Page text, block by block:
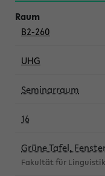
B2-260
UHG
Seminarraum
16
Grüne Tafel,
Fakultät für